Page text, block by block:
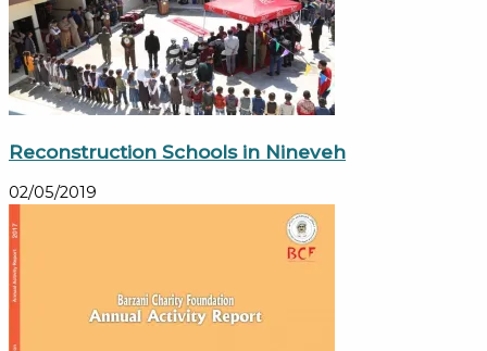
Reconstruction Schools in Nineveh
02/05/2019